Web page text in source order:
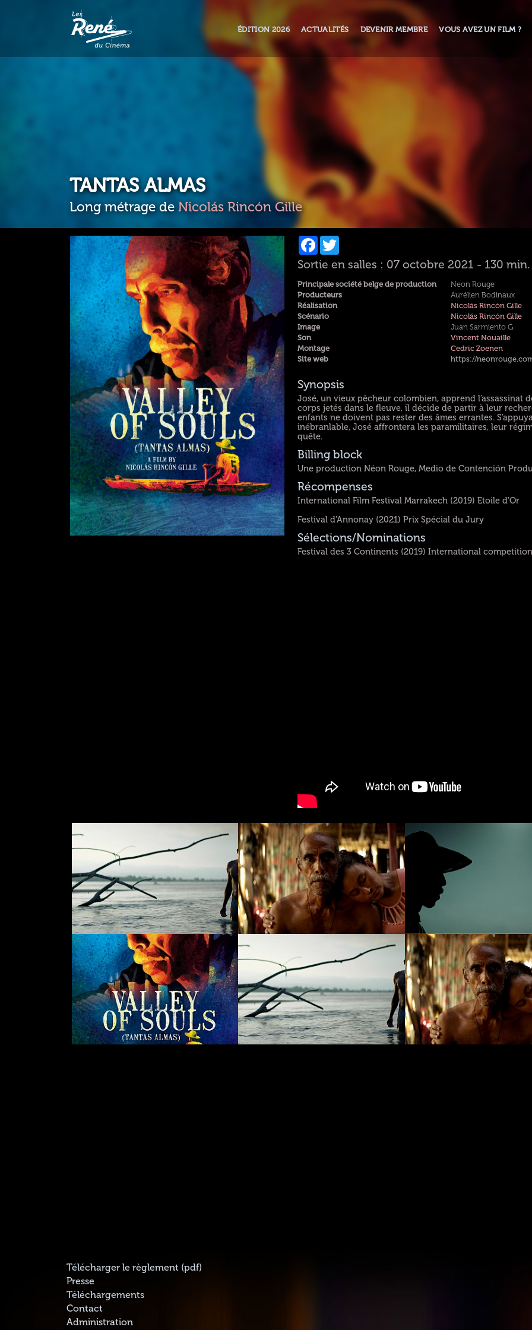
ÉDITION 2026 ACTUALITÉS DEVENIR MEMBRE VOUS AVEZ UN FILM ?
TANTAS ALMAS
Long métrage de Nicolás Rincón Gille
Facebook
Sortie en salles : 07 octobre 2021 - 130
Principale société belge de production
Neon Rouge
Producteurs
Aurélien Bodinaux
Réalisation
Nicolás Rincón Gille
Scénario
Nicolás Rincón Gille
Image
Juan Sarmiento G.
Son
Vincent Nouaille
Montage
Cedric Zoenen
Site web
https://
Synopsis
José, un vieux pêcheur colombien, apprend l’assassinat
corps jetés dans le fleuve, il décide de partir à leur
enfants ne doivent pas rester des âmes errantes.
inébranlable, José affrontera les paramilitaires, leur
quête.
Billing block
Une production Néon Rouge, Medio de Contención
Récompenses
International Film Festival Marrakech (2019) Etoile d'Or
Festival d'Annonay (2021) Prix Spécial du Jury
Sélections/Nominations
Festival des 3 Continents (2019) International
Télécharger le règlement (pdf)
Presse
Téléchargements
Contact
Administration